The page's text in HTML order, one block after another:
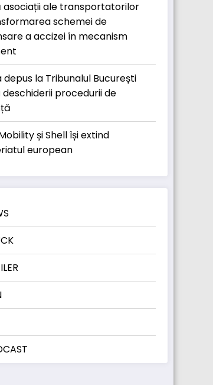
asociații ale transportatorilor
schemei de
a accizei în mecanism
depus la Tribunalul București
procedurii de
și Shell își extind
european